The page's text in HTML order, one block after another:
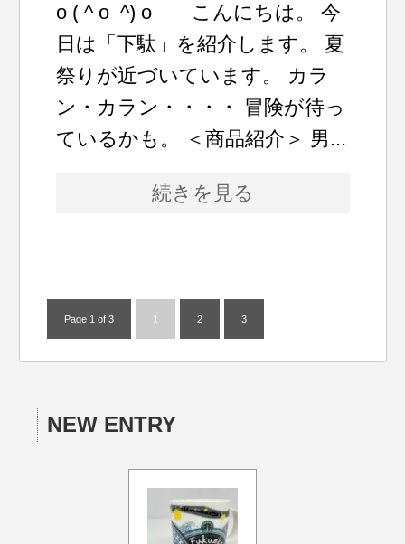
o ( ^ o ^) o こんにちは。 今
日は「下駄」を紹介します。 夏
祭りが近づいています。 カラ
ン・カラン・・・・ 冒険が待っ
ているかも。 ＜商品紹介＞ 男...
続きを見る
Page 1 of 3 1 2 3
NEW ENTRY